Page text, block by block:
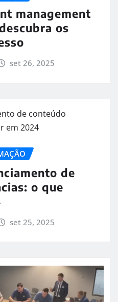
management
os
set 26, 2025
de
o que
set 25, 2025